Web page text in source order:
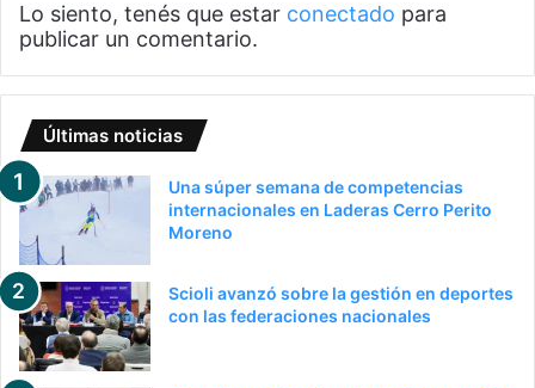
Lo siento, tenés que estar conectado para
publicar un comentario.
Últimas noticias
Una súper semana de competencias
internacionales en Laderas Cerro Perito
Moreno
Scioli avanzó sobre la gestión en deportes
con las federaciones nacionales